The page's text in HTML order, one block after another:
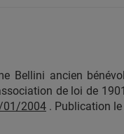
Bellini ancien
de loi de
01/2004 . Publication le